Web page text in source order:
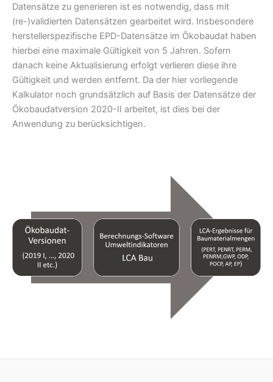
Datensätze zu generieren ist es notwendig, dass mit
(re-)validierten Datensätzen gearbeitet wird. Insbesondere
herstellerspezifische EPD-Datensätze im Ökobaudat haben
hierbei eine maximale Gültigkeit von 5 Jahren. Sofern
danach keine Aktualisierung erfolgt verlieren diese ihre
Gültigkeit und werden entfernt. Da der hier vorliegende
Kalkulator noch grundsätzlich auf Basis der Datensätze der
Ökobaudatversion 2020-II arbeitet, ist dies bei der
Anwendung zu berücksichtigen.